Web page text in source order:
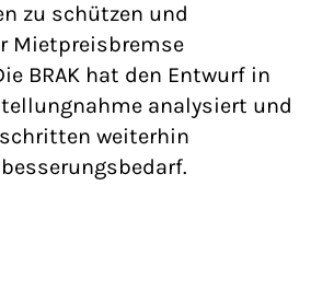
zu schützen und
Mietpreisbremse
BRAK hat den Entwurf in
analysiert und
weiterhin